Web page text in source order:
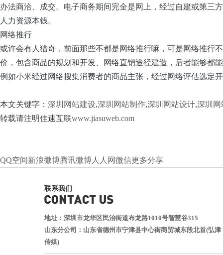
办法商洽、成交。电子商务期间完全是网上，经过自建或第三
人力资源本钱。
网络推行
或许会有人猎奇，前面那些不都是网络推行嘛，可是网络推行
价，包含商品的规划和开发、网络直销途径建造，后者能够都
例如小米经过网络搜集消费者的商品主张，经过网络评估选定
本文关键字： 深圳网站建设,深圳网站制作,深圳网站设计,深圳网
转载请注明佳速互联www.jiasuweb.com
QQ空间新浪微博腾讯微博 人人网微信更多分享
联系我们
地址：深圳市龙华区民治街道布龙路1010号智慧谷315
山东分公司：山东省德州市宁津县中心街商贸城东段北首(弘津
传媒)